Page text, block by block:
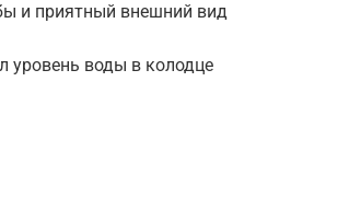
и приятный внешний вид
уровень воды в колодце